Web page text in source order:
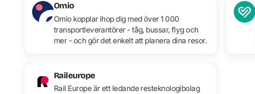
Omio
Omio kopplar ihop dig med över 1 000
transportleverantörer - tåg, bussar, flyg och
mer - och gör det enkelt att planera dina resor.
Raileurope
Rail Europe är ett ledande resteknologibolag